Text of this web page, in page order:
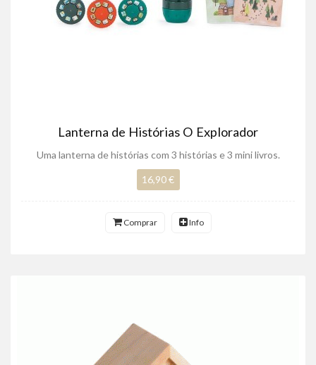
Lanterna de Histórias O Explorador
Uma lanterna de histórias com 3 histórias e 3 mini livros.
16,90 €
Comprar Info